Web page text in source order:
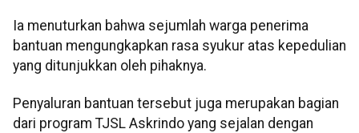
Ia menuturkan bahwa sejumlah warga penerima
bantuan mengungkapkan rasa syukur atas kepedulian
yang ditunjukkan oleh pihaknya.
Penyaluran bantuan tersebut juga merupakan bagian
dari program TJSL Askrindo yang sejalan dengan